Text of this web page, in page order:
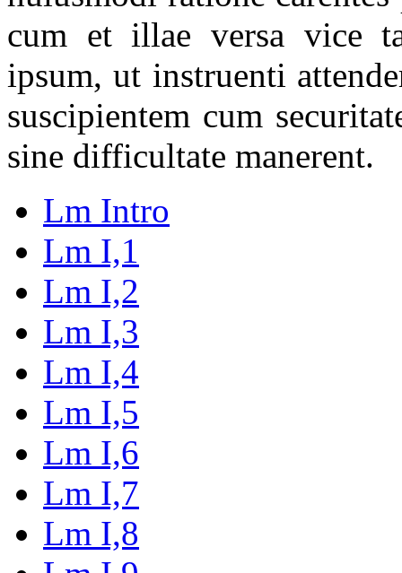
cum et illae versa vice
ipsum, ut instruenti
suscipientem cum
sine difficultate manerent.
Lm Intro
Lm I,1
Lm I,2
Lm I,3
Lm I,4
Lm I,5
Lm I,6
Lm I,7
Lm I,8